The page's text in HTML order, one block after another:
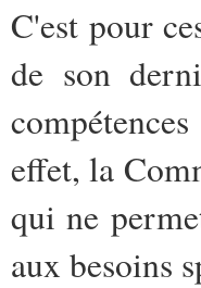
C'est pour
de son
effet, la
qui ne
aux besoins